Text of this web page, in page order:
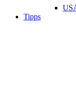
Tipps